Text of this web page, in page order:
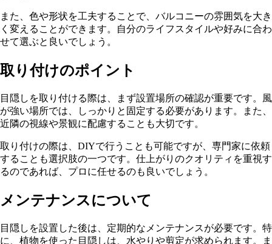
また、色や形状を工夫することで、バルコニーの雰囲気を大き
く変えることができます。自分のライフスタイルや好みに合わ
せて選ぶと良いでしょう。
取り付けのポイント
目隠しを取り付ける際は、まず設置場所の確認が重要です。風
が強い場所では、しっかりと固定する必要があります。また、
近隣の視線や景観に配慮することも大切です。
取り付けの際は、DIYで行うことも可能ですが、専門家に依頼
することも選択肢の一つです。仕上がりのクオリティを重視す
るのであれば、プロに任せるのも良いでしょう。
メンテナンスについて
目隠しを設置した後は、定期的なメンテナンスが必要です。特
に、植物を使った目隠しは、水やりや剪定が求められます。ま